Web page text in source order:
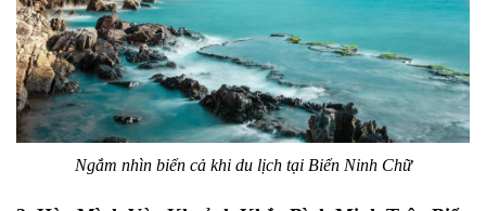
Ngắm nhìn biển cả khi du lịch tại Biển Ninh Chữ